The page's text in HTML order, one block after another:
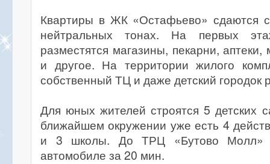
Квартиры в ЖК «Остафьево» сдаются с
нейтральных тонах. На первых
разместятся магазины, пекарни,
и другое. На территории жилого
собственный ТЦ и даже детский городок
Для юных жителей строятся 5 детских
ближайшем окружении уже есть 4
и 3 школы. До ТРЦ «Бутово Молл»
автомобиле за 20 мин.